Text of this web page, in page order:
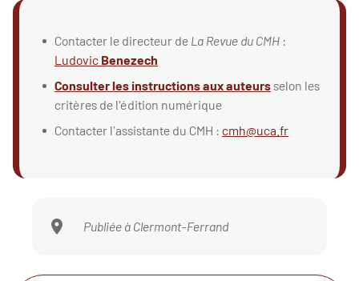
Contacter le directeur de La Revue du CMH :
Ludovic Benezech
Consulter les instructions aux auteursselon les
critères de l'édition numérique
Contacter l'assistante du CMH : cmh@uca.fr
Publiée à Clermont-Ferrand